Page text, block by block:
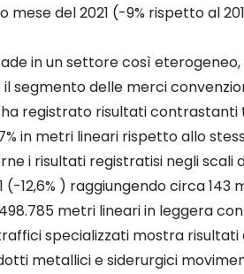
mese del 2021 (-9% rispetto al
in un settore così
segmento delle merci
registrato risultati contrastanti
in metri lineari rispetto allo
i risultati registratisi negli scali
(-12,6% ) raggiungendo circa
metri lineari in leggera
specializzati mostra
metallici e siderurgici